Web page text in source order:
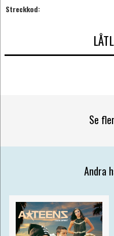
Streckkod:
Se
Andra